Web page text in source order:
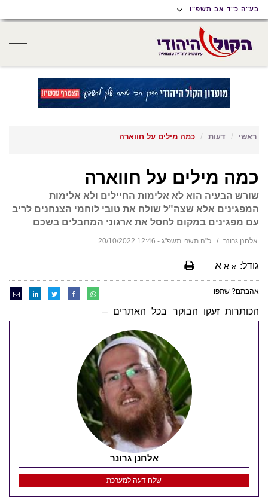
תפריט
נגישות
תפריט
ראשי
תוכן
ראשי
בע"ה כ"ד אב תשפ"ו
ראשי דעות כמה מילים על חווארה
כמה מילים על חווארה
שורש הבעיה הוא לא אלימות החיילים ולא אלימות
המפגינים אלא שצה"ל שולח את טובי לוחמי הצנחנים לריב
עם מפגינים במקום לחסל את ארגוני המחבלים בשכם
אלחנן גרונר כ"ה תשרי תשפ"ג - 12:46 20/10/2022
גודל: א א א
אהבתם? שתפו
אלחנן גרונר
שלח דעה למערכת
הכותרות זעקו הבוקר בכל האתרים –